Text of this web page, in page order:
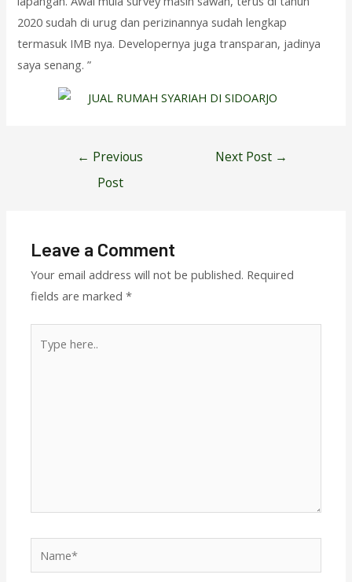
2020 sudah di urug dan perizinannya sudah lengkap
termasuk IMB nya. Developernya juga transparan, jadinya
saya senang. ”
← Previous
Post
Next Post →
Leave a Comment
Your email address will not be published. Required
fields are marked*
here..